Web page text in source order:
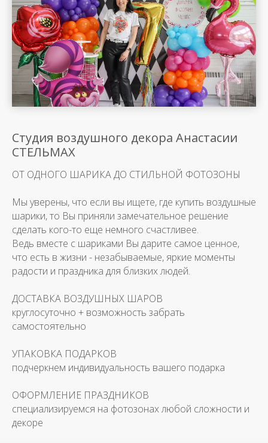
Студия воздушного декора Анастасии
СТЕЛЬМАХ
ОТ ОДНОГО ШАРИКА ДО СТИЛЬНОЙ ФОТОЗОНЫ
Мы уверены, что если вы ищете, где купить воздушные
шарики, то Вы приняли замечательное решение
сделать кого-то еще немного счастливее.
Ведь вместе с шариками Вы дарите самое ценное,
что есть в жизни - незабываемые, яркие моменты
радости и праздника для близких людей.
ДОСТАВКА ВОЗДУШНЫХ ШАРОВ
круглосуточно + возможность забрать
самостоятельно
УПАКОВКА ПОДАРКОВ
подчеркнем индивидуальность вашего подарка
ОФОРМЛЕНИЕ ПРАЗДНИКОВ
специализируемся на фотозонах любой сложности и
декоре